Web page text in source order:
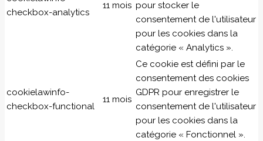
checkbox-analytics
11 mois pour stocker le
consentement de l'utilisateur
pour les cookies dans la
catégorie « Analytics ».
cookielawinfo-
checkbox-functional
11 mois
Ce cookie est défini par le
consentement des cookies
GDPR pour enregistrer le
consentement de l'utilisateur
pour les cookies dans la
catégorie « Fonctionnel ».